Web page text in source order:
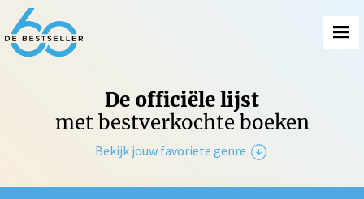
De officiële lijst
met bestverkochte boeken
Bekijk jouw favoriete genre